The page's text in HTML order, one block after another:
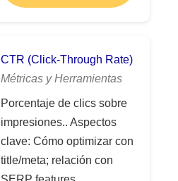
CTR (Click-Through Rate)
Métricas y Herramientas
Porcentaje de clics sobre
impresiones.. Aspectos
clave: Cómo optimizar con
title/meta; relación con